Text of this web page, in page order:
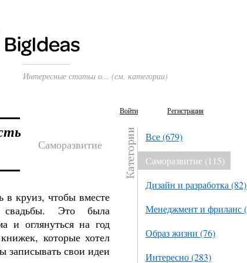
Интересные статьи о... (см. категории)
Саморазвитие
в круиз, чтобы вместе
свадьбы. Это была
и оглянуться на год
которые хотел
записывать свои идеи
Войти Регистрация
Все (679)
Саморазвитие (115)
Дизайн и разработка (82)
Менеджмент и фриланс
Образ жизни (76)
Интересно (283)